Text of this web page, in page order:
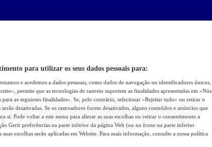
para utilizar os seus dados pessoais para:
e acedemos a dados pessoais, como dados de navegação ou identificadores únicos,
permite que as tecnologias de rastreio suportem as finalidades apresentadas em «Nós
para as seguintes finalidades». Se, pelo contrário, selecionar «Rejeitar tudo» ou retirar o
desativadas. Se os rastreadores forem desativados, alguns conteúdos e anúncios que
si. Pode voltar a este menu para alterar as suas escolhas ou retirar o consentimento a
Gerir preferências na parte inferior da página Web (ou no ícone na parte inferior
escolhas serão aplicadas em Website. Para mais informação, consulte a nossa política